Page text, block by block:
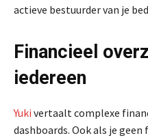
actieve bestuurder van je
Financieel
iedereen
Yuki vertaalt complexe
dashboards. Ook als je